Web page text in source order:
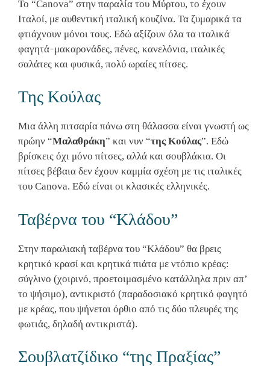
Το “Canova” στην παραλία του Μύρτου, το έχουν
Ιταλοί, με αυθεντική ιταλική κουζίνα. Τα ζυμαρικά τα
φτιάχνουν μόνοι τους. Εδώ αξίζουν όλα τα ιταλικά
φαγητά ̵ μακαρονάδες, πένες, κανελόνια, ιταλικές
σαλάτες και φυσικά, πολύ ωραίες πίτσες.
Της Κούλας
Μια άλλη πιτσαρία πάνω στη θάλασσα είναι γνωστή ως
πρώην “Μαλαθράκη” και νυν “της Κούλας”. Εδώ
βρίσκεις όχι μόνο πίτσες, αλλά και σουβλάκια. Οι
πίτσες βέβαια δεν έχουν καμμία σχέση με τις ιταλικές
του Canova. Εδώ είναι οι κλασικές ελληνικές.
Ταβέρνα του “Κλάδου”
Στην παραλιακή ταβέρνα του “Κλάδου” θα βρεις
κρητικό κρασί και κρητικά πιάτα με ντόπιο κρέας:
σύγλινο (χοιρινό, προετοιμασμένο κατάλληλα πριν απ’
το ψήσιμο), αντικριστό (παραδοσιακό κρητικό φαγητό
με κρέας, που ψήνεται όρθιο από τις δύο πλευρές της
φωτιάς, δηλαδή αντικριστά).
Σουβλατζίδικο “της Πραξίας”